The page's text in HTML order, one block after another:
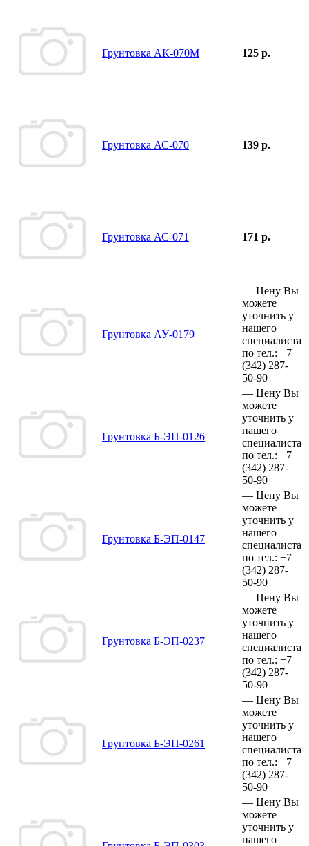
Грунтовка АК-070М 125 р.
Грунтовка АС-070 139 р.
Грунтовка АС-071 171 р.
Грунтовка АУ-0179
— Цену Вы
можете
уточнить у
нашего
специалиста
по тел.: +7
(342) 287-
50-90
Грунтовка Б-ЭП-0126
— Цену Вы
можете
уточнить у
нашего
специалиста
по тел.: +7
(342) 287-
50-90
Грунтовка Б-ЭП-0147
— Цену Вы
можете
уточнить у
нашего
специалиста
по тел.: +7
(342) 287-
50-90
Грунтовка Б-ЭП-0237
— Цену Вы
можете
уточнить у
нашего
специалиста
по тел.: +7
(342) 287-
50-90
Грунтовка Б-ЭП-0261
— Цену Вы
можете
уточнить у
нашего
специалиста
по тел.: +7
(342) 287-
50-90
— Цену Вы
можете
уточнить у
нашего